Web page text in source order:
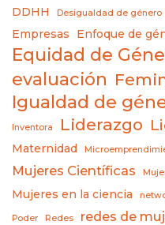
DDHH
Desigualdad de género
Empresas Enfoque de
Equidad de
evaluación
Igualdad de
Inventora Liderazgo
Maternidad
Mujeres Científicas
Mujeres en la ciencia
Poder Redes redes de